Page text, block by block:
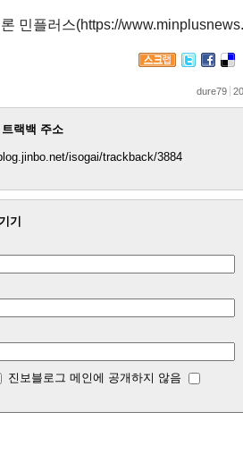
민플러스(https://
dure79
랙백 주소
isogai/trackback/3884
기
진보블로그 메인에 공개하지 않음